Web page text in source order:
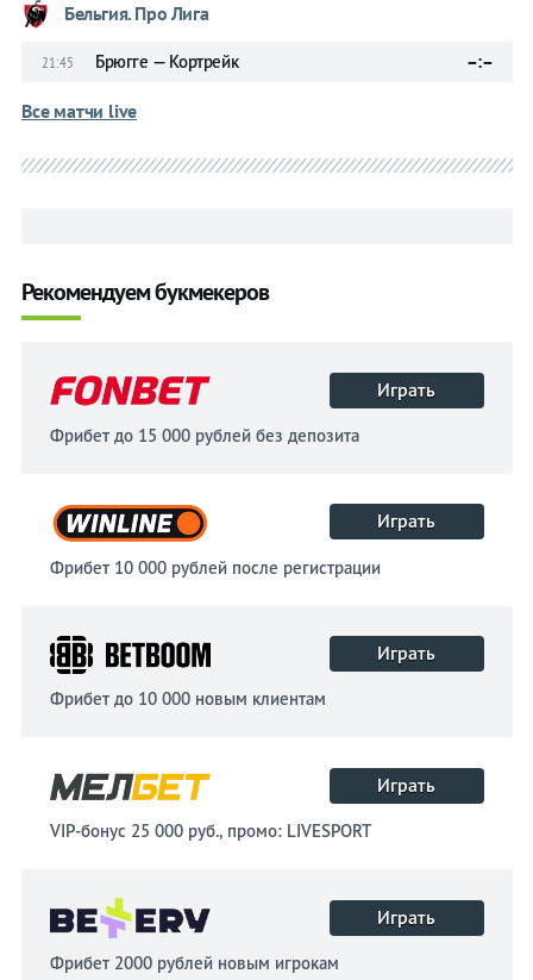
Бельгия. Про Лига
21:45 Брюгге — Кортрейк –:–
Все матчи live
Рекомендуем букмекеров
Играть
Фрибет до 15 000 рублей без депозита
Играть
Фрибет 10 000 рублей после регистрации
Играть
Фрибет до 10 000 новым клиентам
Играть
VIP-бонус 25 000 руб., промо: LIVESPORT
Играть
Фрибет 2000 рублей новым игрокам